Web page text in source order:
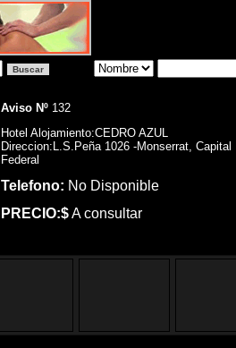
Aviso Nº 132
Hotel Alojamiento:CEDRO AZUL
Direccion:L.S.Peña 1026 -Monserrat, Capital
Federal
Telefono: No Disponible
PRECIO:$A consultar